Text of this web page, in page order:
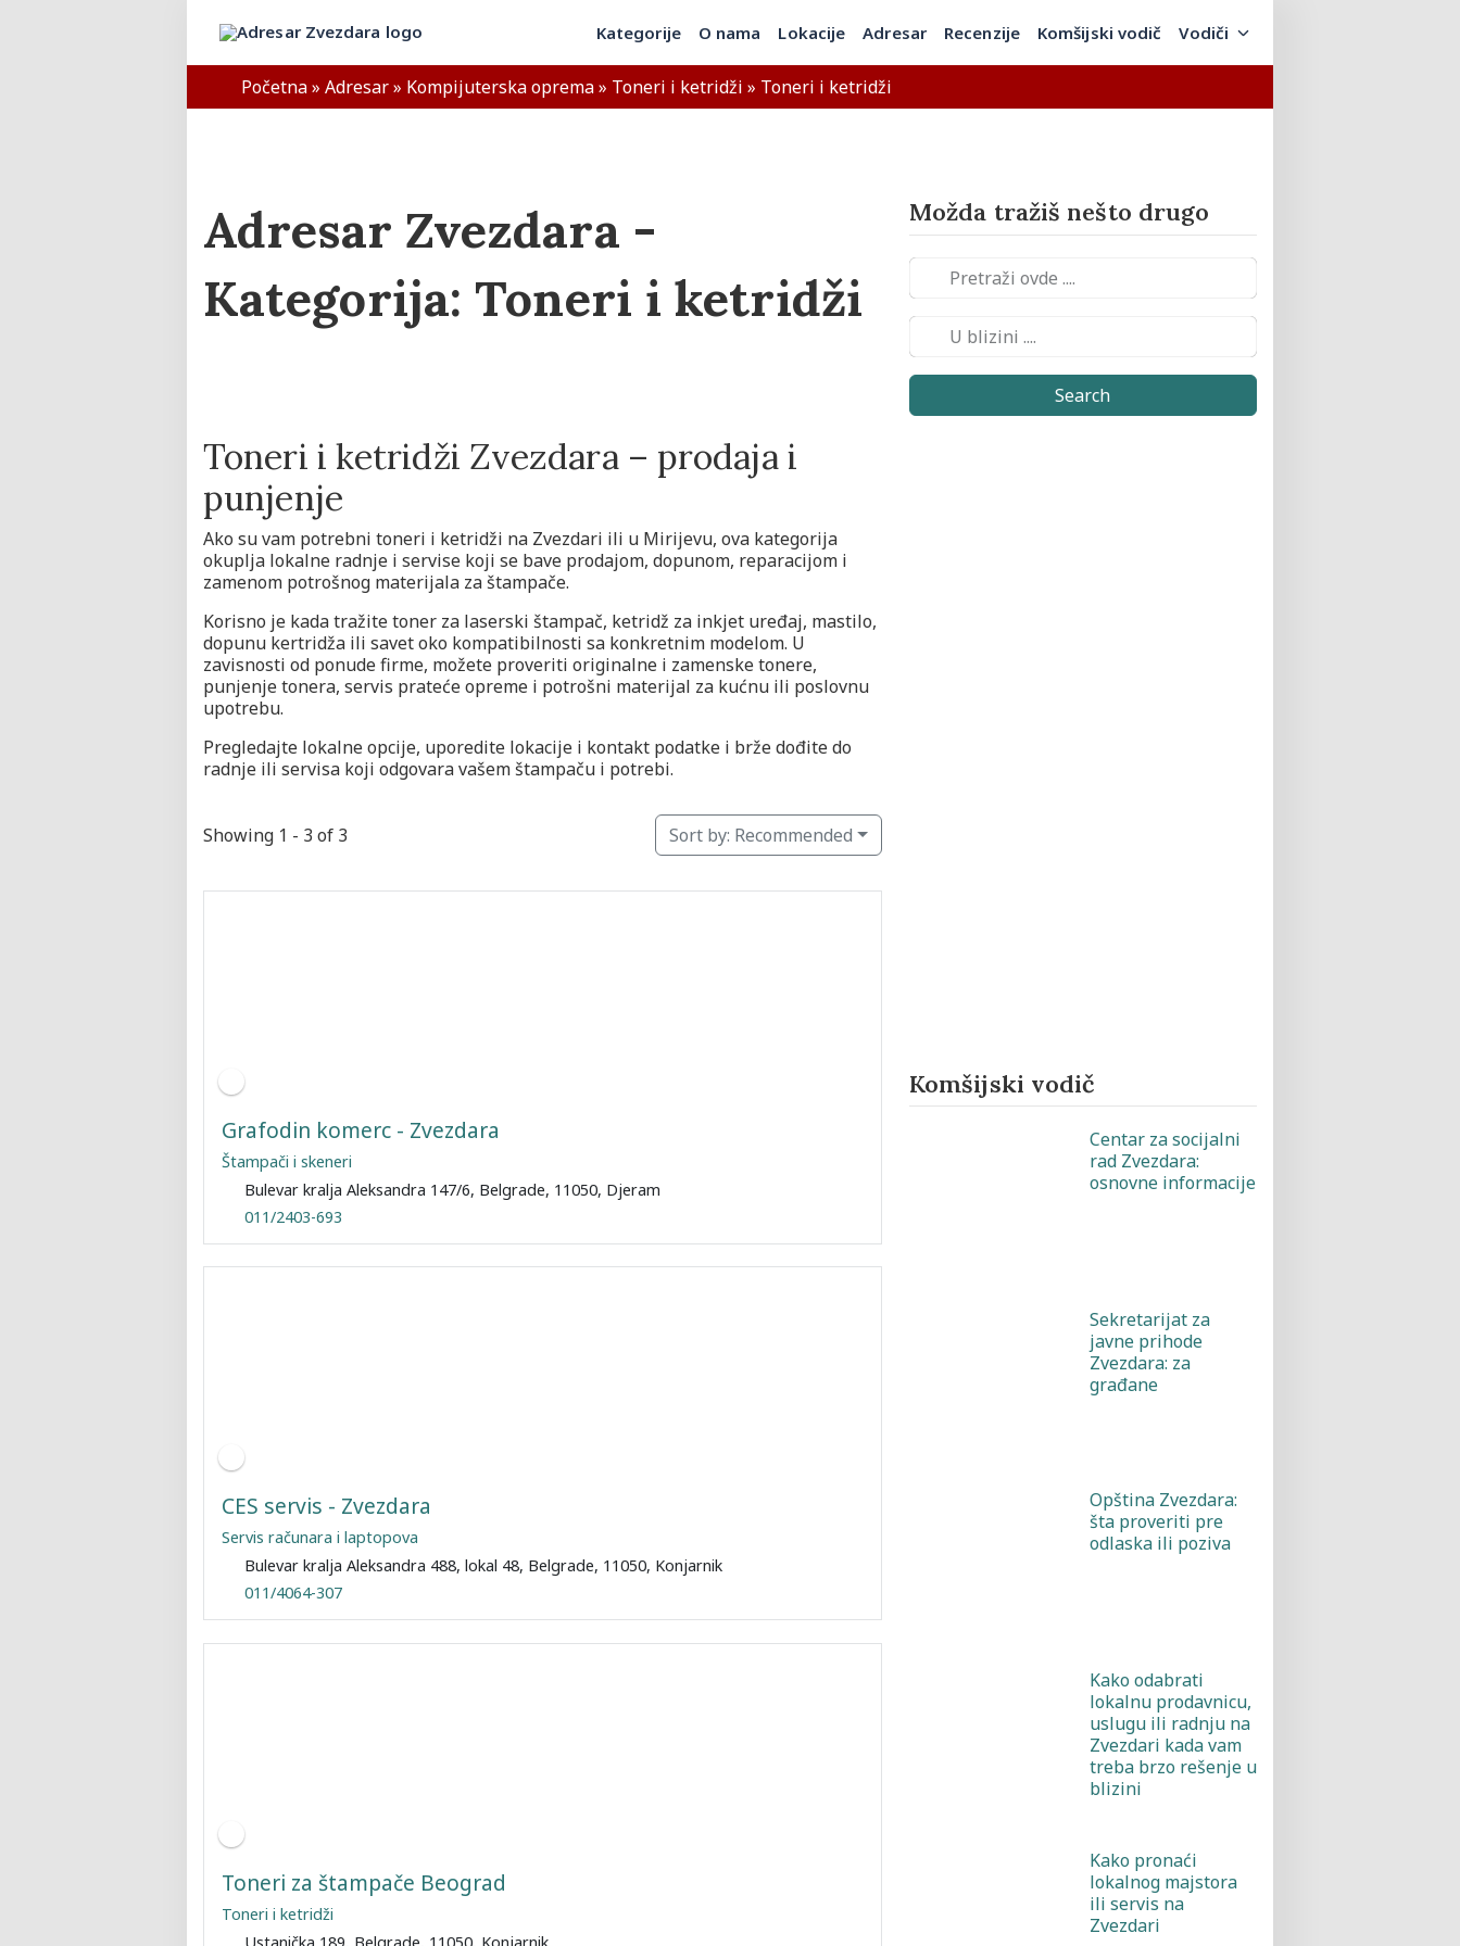
Kategorije O nama Lokacije Adresar Recenzije Komšijski vodič Vodiči
Početna» Adresar» Kompijuterska oprema» Toneri i ketridži » Toneri i ketridži
Adresar Zvezdara -
Kategorija: Toneri i ketridži
Toneri i ketridži Zvezdara – prodaja i
punjenje
Ako su vam potrebni toneri i ketridži na Zvezdari ili u Mirijevu, ova kategorija
okuplja lokalne radnje i servise koji se bave prodajom, dopunom, reparacijom i
zamenom potrošnog materijala za štampače.
Korisno je kada tražite toner za laserski štampač, ketridž za inkjet uređaj, mastilo,
dopunu kertridža ili savet oko kompatibilnosti sa konkretnim modelom. U
zavisnosti od ponude firme, možete proveriti originalne i zamenske tonere,
punjenje tonera, servis prateće opreme i potrošni materijal za kućnu ili poslovnu
upotrebu.
Pregledajte lokalne opcije, uporedite lokacije i kontakt podatke i brže dođite do
radnje ili servisa koji odgovara vašem štampaču i potrebi.
Showing 1 - 3 of 3 Sort by: Recommended
Grafodin komerc - Zvezdara
Štampači i skeneri
Bulevar kralja Aleksandra 147/6, Belgrade, 11050, Djeram
011/2403-693
CES servis - Zvezdara
Servis računara i laptopova
Bulevar kralja Aleksandra 488, lokal 48, Belgrade, 11050, Konjarnik
011/4064-307
Toneri za štampače Beograd
Toneri i ketridži
Možda tražiš nešto drugo
Search
Komšijski vodič
Centar za socijalni
rad Zvezdara:
osnovne informacije
Sekretarijat za
javne prihode
Zvezdara: za
građane
Opština Zvezdara:
šta proveriti pre
odlaska ili poziva
Kako odabrati
lokalnu prodavnicu,
uslugu ili radnju na
Zvezdari kada vam
treba brzo rešenje u
blizini
Kako pronaći
lokalnog majstora
ili servis na
Zvezdari